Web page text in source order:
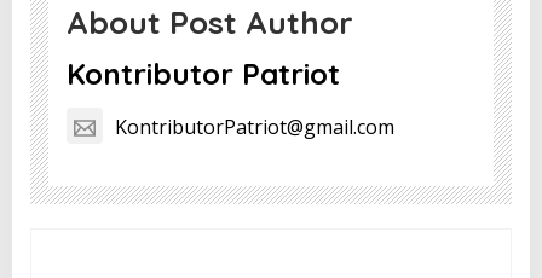
About Post Author
Kontributor Patriot
KontributorPatriot@gmail.com